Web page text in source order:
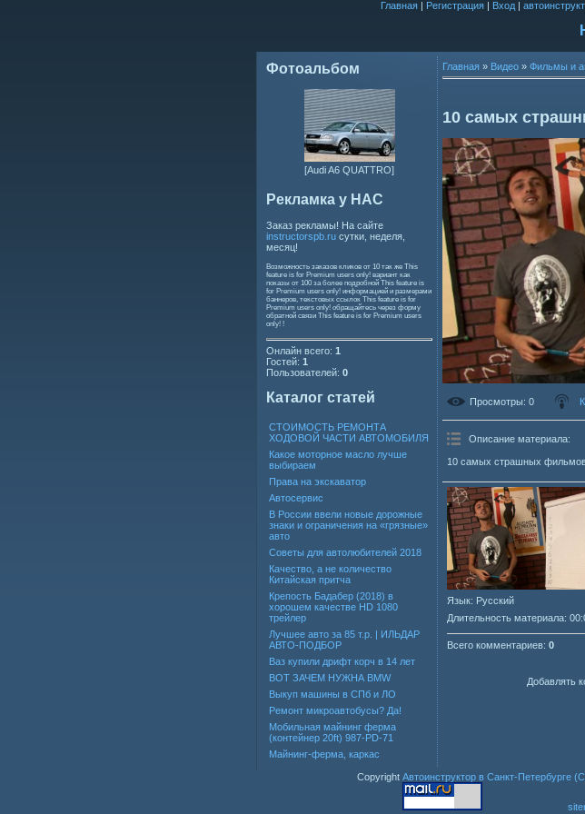
Главная| Регистрация| Вход|
Фотоальбом
[Audi A6 QUATTRO]
Рекламка у НАС
Заказ рекламы! На сайте
instructorspb.ru сутки, неделя,
месяц!
Возможность заказов кликов от 10 так же This
feature is for Premium users only! вариант как
показы от 100 за более подробной This feature is
for Premium users only! информацией и размерами
баннеров, текстовых ссылок This feature is for
Premium users only! обращайтесь через форму
обратной связи This feature is for Premium users
only! !
Онлайн всего: 1
Гостей: 1
Пользователей: 0
Каталог статей
СТОИМОСТЬ РЕМОНТА
ХОДОВОЙ ЧАСТИ АВТОМОБИЛЯ
Какое моторное масло лучше
выбираем
Права на экскаватор
Автосервис
В России ввели новые дорожные
знаки и ограничения на «грязные»
авто
Советы для автолюбителей 2018
Качество, а не количество
Китайская притча
Крепость Бадабер (2018) в
хорошем качестве HD 1080
трейлер
Лучшее авто за 85 т.р. | ИЛЬДАР
АВТО-ПОДБОР
Ваз купили дрифт корч в 14 лет
ВОТ ЗАЧЕМ НУЖНА BMW
Выкуп машины в СПб и ЛО
Ремонт микроавтобусы? Да!
Мобильная майнинг ферма
(контейнер 20ft) 987-PD-71
Майнинг-ферма, каркас
Главная » Видео » Фильмы и
10 самых
Просмотры: 0
Описание материала:
10 самых страшных фильмов
Язык: Русский
Длительность материала:
Всего комментариев: 0
Добавлять
Copyright Автоинструктор в Санкт-Петербурге